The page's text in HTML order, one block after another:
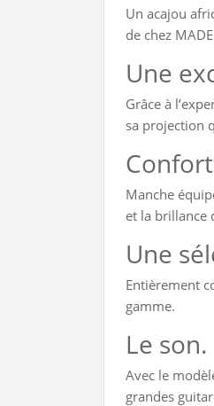
Un acajou
de chez
Une
Grâce à
sa projection
Manche
et la brillance
Une
Entièrement
gamme.
Le son.
Avec le
grandes